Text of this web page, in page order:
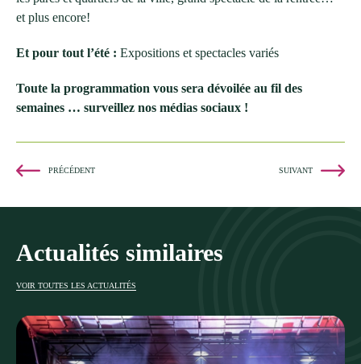
et plus encore!
Et pour tout l’été : Expositions et spectacles variés
Toute la programmation vous sera dévoilée au fil des
semaines … surveillez nos médias sociaux !
PRÉCÉDENT SUIVANT
Actualités similaires
VOIR TOUTES LES ACTUALITÉS